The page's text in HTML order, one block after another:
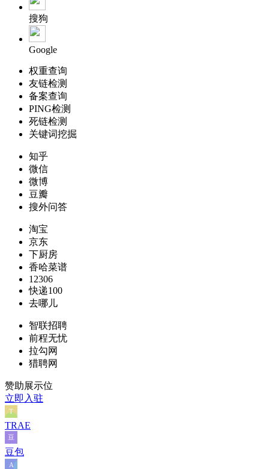
搜狗
Google
权重查询
友链检测
备案查询
PING检测
死链检测
关键词挖掘
知乎
微信
微博
豆瓣
搜外问答
淘宝
京东
下厨房
香哈菜谱
12306
快递100
去哪儿
智联招聘
前程无忧
拉勾网
猎聘网
赞助展示位
立即入驻
TRAE
豆包